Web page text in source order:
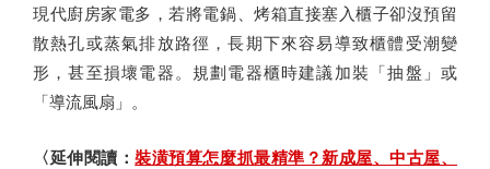
現代廚房家電多，若將電鍋、烤箱直接塞入櫃子卻沒預留
散熱孔或蒸氣排放路徑，長期下來容易導致櫃體受潮變
形，甚至損壞電器。規劃電器櫃時建議加裝「抽盤」或
「導流風扇」。
〈延伸閱讀：裝潢預算怎麼抓最精準？新成屋、中古屋、